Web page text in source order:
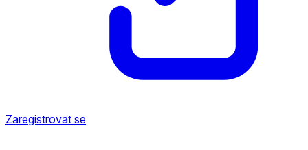
Zaregistrovat se